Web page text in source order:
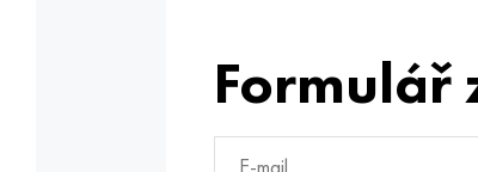
Formulář